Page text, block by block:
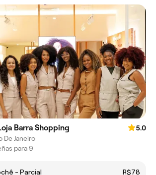
Barra Shopping
5.0
De Janeiro
para 9
- Parcial R$78